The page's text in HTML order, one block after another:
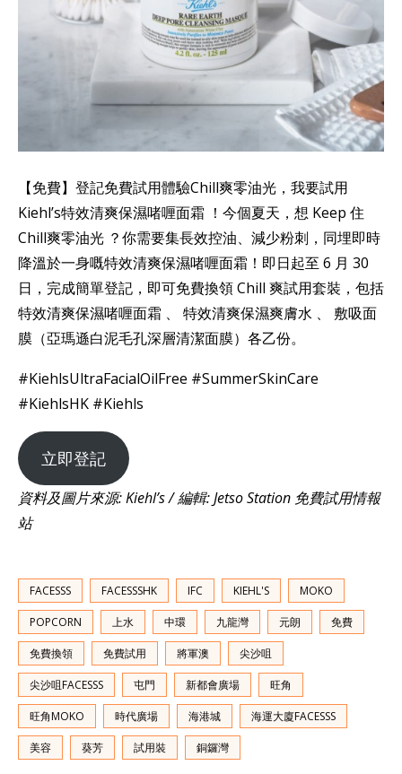
【免費】登記免費試用體驗Chill爽零油光，我要試用
Kiehl’s特效清爽保濕啫喱面霜 ！今個夏天，想 Keep 住
Chill爽零油光 ？你需要集長效控油、減少粉刺，同埋即時
降溫於一身嘅特效清爽保濕啫喱面霜！即日起至 6 月 30
日，完成簡單登記，即可免費換領 Chill 爽試用套裝，包括
特效清爽保濕啫喱面霜 、 特效清爽保濕爽膚水 、 敷吸面
膜（亞瑪遜白泥毛孔深層清潔面膜）各乙份。
#KiehlsUltraFacialOilFree #SummerSkinCare
#KiehlsHK #Kiehls
立即登記
資料及圖片來源: Kiehl’s / 編輯: Jetso Station 免費試用情報
站
FACESSS FACESSSHK IFC KIEHL'S MOKO
POPCORN 上水 中環 九龍灣 元朗 免費
免費換領 免費試用 將軍澳 尖沙咀
尖沙咀FACESSS 屯門 新都會廣場 旺角
旺角MOKO 時代廣場 海港城 海運大廈FACESSS
美容 葵芳 試用裝 銅鑼灣